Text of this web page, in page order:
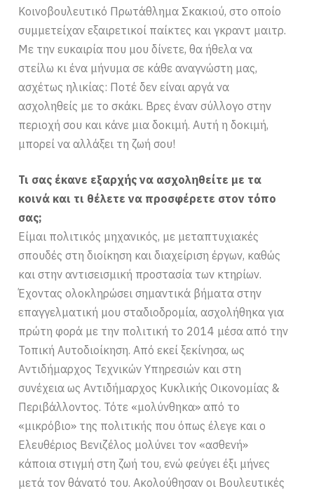
Κοινοβουλευτικό Πρωτάθλημα Σκακιού, στο οποίο
συμμετείχαν εξαιρετικοί παίκτες και γκραντ μαιτρ.
Με την ευκαιρία που μου δίνετε, θα ήθελα να
στείλω κι ένα μήνυμα σε κάθε αναγνώστη μας,
ασχέτως ηλικίας: Ποτέ δεν είναι αργά να
ασχοληθείς με το σκάκι. Βρες έναν σύλλογο στην
περιοχή σου και κάνε μια δοκιμή. Αυτή η δοκιμή,
μπορεί να αλλάξει τη ζωή σου!
Τι σας έκανε εξαρχής να ασχοληθείτε με τα
κοινά και τι θέλετε να προσφέρετε στον τόπο
σας;
Είμαι πολιτικός μηχανικός, με μεταπτυχιακές
σπουδές στη διοίκηση και διαχείριση έργων, καθώς
και στην αντισεισμική προστασία των κτηρίων.
Έχοντας ολοκληρώσει σημαντικά βήματα στην
επαγγελματική μου σταδιοδρομία, ασχολήθηκα για
πρώτη φορά με την πολιτική το 2014 μέσα από την
Τοπική Αυτοδιοίκηση. Από εκεί ξεκίνησα, ως
Αντιδήμαρχος Τεχνικών Υπηρεσιών και στη
συνέχεια ως Αντιδήμαρχος Κυκλικής Οικονομίας &
Περιβάλλοντος. Τότε «μολύνθηκα» από το
«μικρόβιο» της πολιτικής που όπως έλεγε και ο
Ελευθέριος Βενιζέλος μολύνει τον «ασθενή»
κάποια στιγμή στη ζωή του, ενώ φεύγει έξι μήνες
μετά τον θάνατό του. Ακολούθησαν οι Βουλευτικές